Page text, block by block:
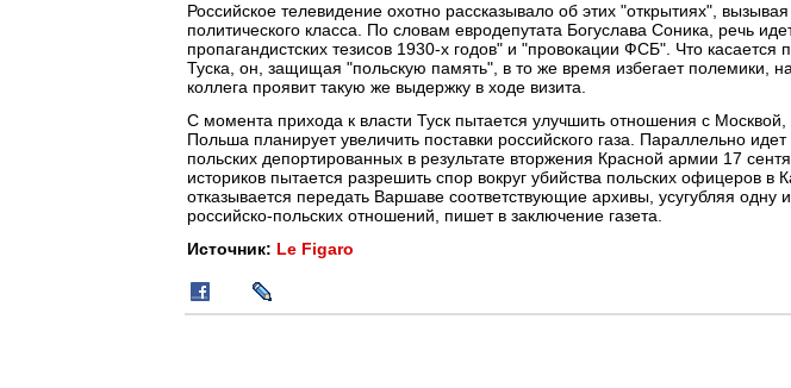
Российское телевидение охотно рассказывало об этих "открытиях",
политического класса. По словам евродепутата Богуслава Соника, речь
пропагандистских тезисов 1930-х годов" и "провокации ФСБ". Что
Туска, он, защищая "польскую память", в то же время избегает полемики,
коллега проявит такую же выдержку в ходе визита.
С момента прихода к власти Туск пытается улучшить отношения с
Польша планирует увеличить поставки российского газа. Параллельно
польских депортированных в результате вторжения Красной армии 17
историков пытается разрешить спор вокруг убийства польских офицеров в
отказывается передать Варшаве соответствующие архивы, усугубляя одну
российско-польских отношений, пишет в заключение газета.
Источник: Le Figaro